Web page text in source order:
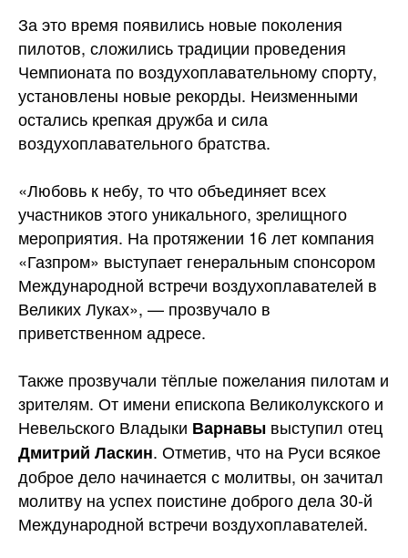
За это время появились новые поколения
пилотов, сложились традиции проведения
Чемпионата по воздухоплавательному спорту,
установлены новые рекорды. Неизменными
остались крепкая дружба и сила
воздухоплавательного братства.
«Любовь к небу, то что объединяет всех
участников этого уникального, зрелищного
мероприятия. На протяжении 16 лет компания
«Газпром» выступает генеральным спонсором
Международной встречи воздухоплавателей в
Великих Луках», — прозвучало в
приветственном адресе.
Также прозвучали тёплые пожелания пилотам и
зрителям. От имени епископа Великолукского и
Невельского Владыки Варнавы выступил отец
Дмитрий Ласкин. Отметив, что на Руси всякое
доброе дело начинается с молитвы, он зачитал
молитву на успех поистине доброго дела 30-й
Международной встречи воздухоплавателей.